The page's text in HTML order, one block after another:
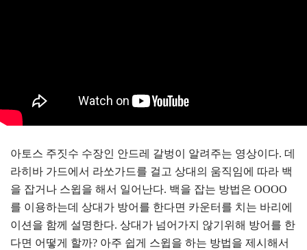
아토스 주짓수 수장인 안드레 갈벙이 알려주는 영상이다. 데
라히바 가드에서 라쏘가드를 걸고 상대의 움직임에 따라 백
을 잡거나 스윕을 해서 일어난다. 백을 잡는 방법은 OOOO
를 이용하는데 상대가 방어를 한다면 카운터를 치는 바리에
이션을 함께 설명한다. 상대가 넘어가지 않기위해 방어를 한
다면 어떻게 할까? 아주 쉽게 스윕을 하는 방법을 제시해서